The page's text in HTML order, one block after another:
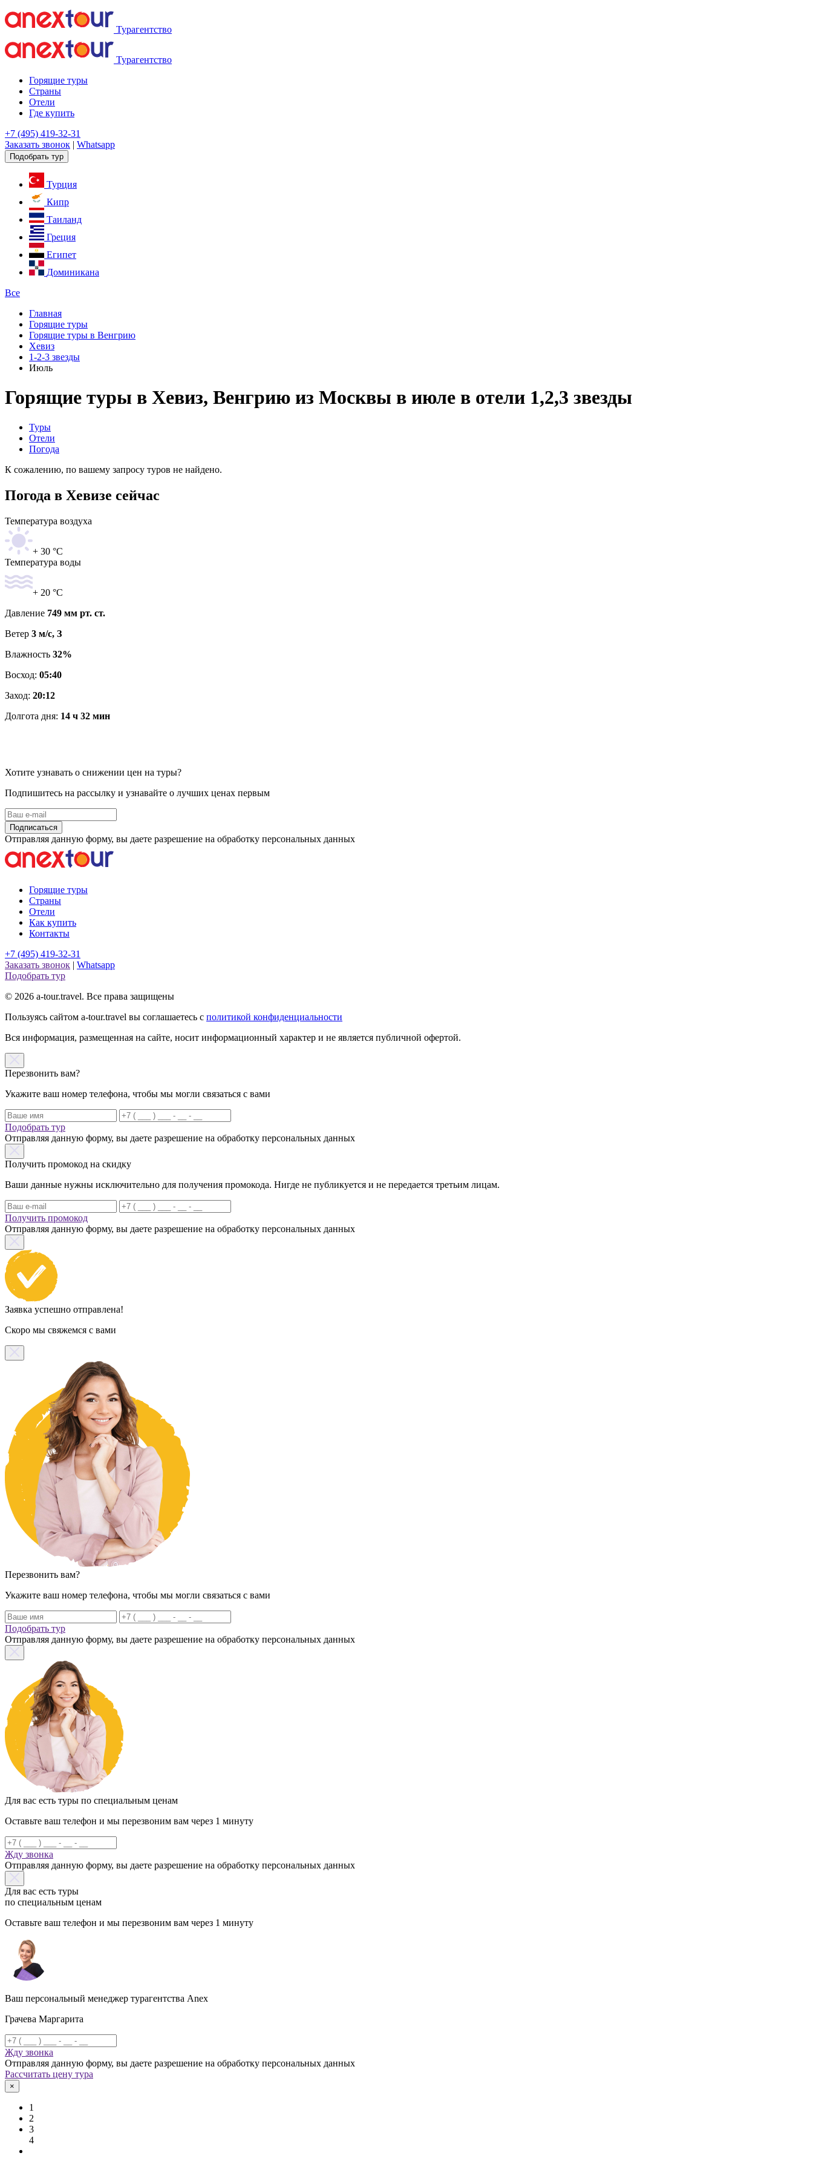
Турагентство
Турагентство
Горящие туры
Страны
Отели
Где купить
+7 (495) 419-32-31
Заказать звонок | Whatsapp
Подобрать тур
Турция
Кипр
Таиланд
Греция
Египет
Доминикана
Все
Главная
Горящие туры
Горящие туры в Венгрию
Хевиз
1-2-3 звезды
Июль
Горящие туры в Хевиз, Венгрию из Москвы в июле в отели 1,2,3 звезды
Туры
Отели
Погода
К сожалению, по вашему запросу туров не найдено.
Погода в Хевизе сейчас
Температура воздуха
+ 30 °C
Температура воды
+ 20 °C
Давление 749 мм рт. ст.
Ветер 3 м/с, З
Влажность 32%
Восход: 05:40
Заход: 20:12
Долгота дня: 14 ч 32 мин
Хотите узнавать о снижении цен на туры?
Подпишитесь на рассылку и узнавайте о лучших ценах первым
Подписаться
Отправляя данную форму, вы даете разрешение на обработку персональных данных
Горящие туры
Страны
Отели
Как купить
Контакты
+7 (495) 419-32-31
Заказать звонок | Whatsapp
Подобрать тур
© 2026 a-tour.travel. Все права защищены
Пользуясь сайтом a-tour.travel вы соглашаетесь с политикой конфиденциальности
Вся информация, размещенная на сайте, носит информационный характер и не является публичной офертой.
Перезвонить вам?
Укажите ваш номер телефона, чтобы мы могли связаться с вами
Подобрать тур
Отправляя данную форму, вы даете разрешение на обработку персональных данных
Получить промокод на скидку
Ваши данные нужны исключительно для получения промокода. Нигде не публикуется и не передается третьим лицам.
Получить промокод
Отправляя данную форму, вы даете разрешение на обработку персональных данных
Заявка успешно отправлена!
Скоро мы свяжемся с вами
Перезвонить вам?
Укажите ваш номер телефона, чтобы мы могли связаться с вами
Подобрать тур
Отправляя данную форму, вы даете разрешение на обработку персональных данных
Для вас есть туры по специальным ценам
Оставьте ваш телефон и мы перезвоним вам через 1 минуту
Жду звонка
Отправляя данную форму, вы даете разрешение на обработку персональных данных
Для вас есть туры
по специальным ценам
Оставьте ваш телефон и мы перезвоним вам через 1 минуту
Ваш персональный менеджер турагентства Anex
Грачева Маргарита
Жду звонка
Отправляя данную форму, вы даете разрешение на обработку персональных данных
Рассчитать цену тура
×
1
2
3
4